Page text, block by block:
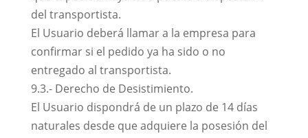
del transportista.
El Usuario deberá llamar a la empresa para
confirmar si el pedido ya ha sido o no
entregado al transportista.
9.3.- Derecho de Desistimiento.
El Usuario dispondrá de un plazo de 14 días
naturales desde que adquiere la posesión del